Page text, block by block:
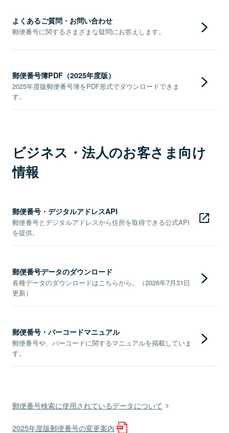
よくあるご質問・お問い合わせ
郵便番号に関するさまざまな疑問にお答えします。
郵便番号簿PDF（2025年度版）
2025年度版郵便番号簿をPDF形式でダウンロードできま
す。
ビジネス・法人のお客さま向け
情報
郵便番号・デジタルアドレスAPI
郵便番号とデジタルアドレスから住所を取得できる公式API
を提供。
郵便番号データのダウンロード
各種データのダウンロードはこちらから。（2026年7月31日
更新）
郵便番号・バーコードマニュアル
郵便番号や、バーコードに関するマニュアルを掲載していま
す。
郵便番号検索に使用されているデータについて
2025年度版郵便番号の変更案内